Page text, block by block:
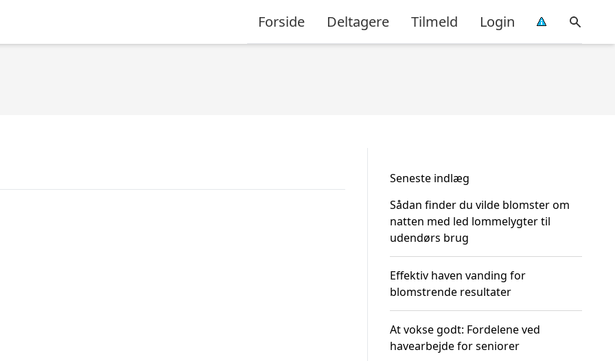
Forside Deltagere Tilmeld Login
Seneste indlæg
Sådan finder du vilde blomster om
natten med led lommelygter til
udendørs brug
Effektiv haven vanding for
blomstrende resultater
At vokse godt: Fordelene ved
havearbejde for seniorer